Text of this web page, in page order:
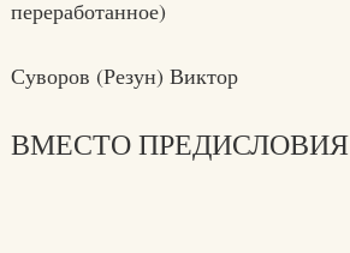
переработанное)
Суворов (Резун) Виктор
ВМЕСТО ПРЕДИСЛОВИЯ